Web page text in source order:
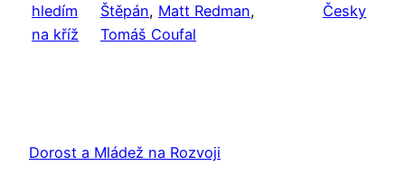
hledím
na kříž
Štěpán, Matt Redman,
Tomáš Coufal
Česky
Dorost a Mládež na Rozvoji